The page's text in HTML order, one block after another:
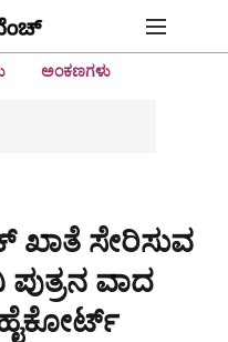
ಅಂಕಣಗಳು
ಖಾತೆ ಸೇರಿಸುವ
ವಾದ